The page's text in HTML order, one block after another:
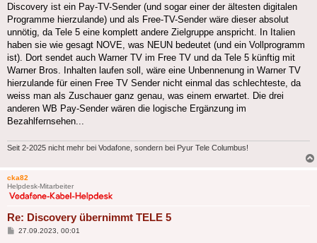
Discovery ist ein Pay-TV-Sender (und sogar einer der ältesten digitalen
Programme hierzulande) und als Free-TV-Sender wäre dieser absolut
unnötig, da Tele 5 eine komplett andere Zielgruppe anspricht. In Italien
haben sie wie gesagt NOVE, was NEUN bedeutet (und ein Vollprogramm
ist). Dort sendet auch Warner TV im Free TV und da Tele 5 künftig mit
Warner Bros. Inhalten laufen soll, wäre eine Unbennenung in Warner TV
hierzulande für einen Free TV Sender nicht einmal das schlechteste, da
weiss man als Zuschauer ganz genau, was einem erwartet. Die drei
anderen WB Pay-Sender wären die logische Ergänzung im
Bezahlfernsehen...
Seit 2-2025 nicht mehr bei Vodafone, sondern bei Pyur Tele Columbus!
cka82
Helpdesk-Mitarbeiter
Re: Discovery übernimmt TELE 5
Beitrag
27.09.2023, 00:01